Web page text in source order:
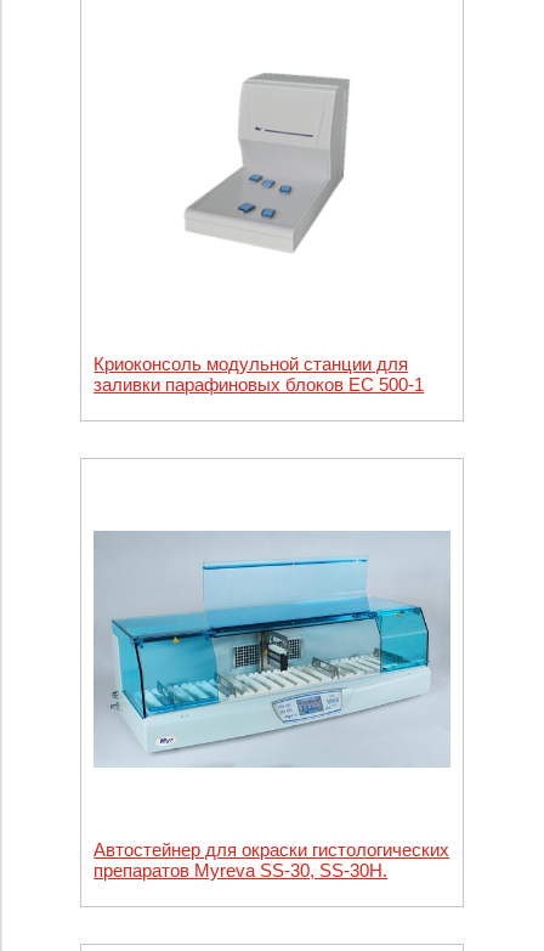
Криоконсоль модульной станции для
заливки парафиновых блоков EC 500-1
Автостейнер для окраски гистологических
препаратов Myreva SS-30, SS-30H.